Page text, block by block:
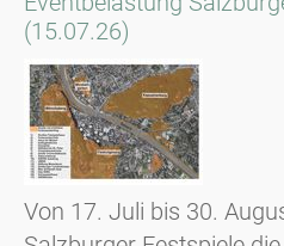
(15.07.26)
Von 17. Juli bis 30.